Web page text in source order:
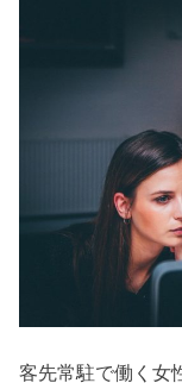
客先常駐で働く女